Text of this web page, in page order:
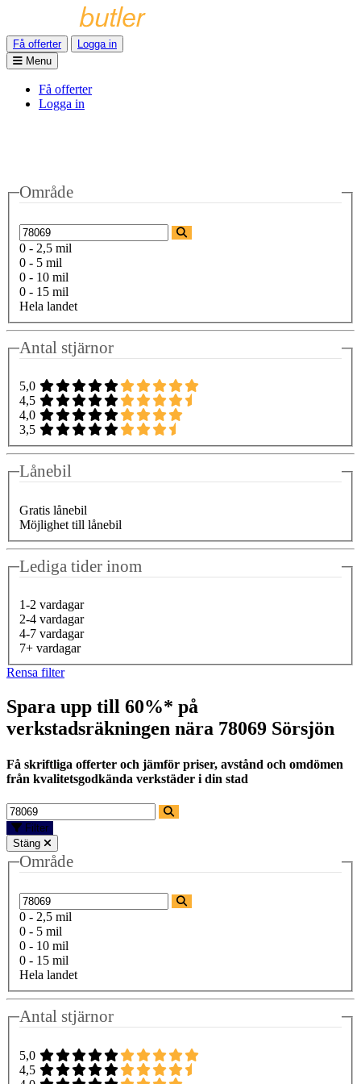
Få offerter
Logga in
Menu
Få offerter
Logga in
Område
0 - 2,5 mil
0 - 5 mil
0 - 10 mil
0 - 15 mil
Hela landet
Antal stjärnor
5,0
4,5
4,0
3,5
Lånebil
Gratis lånebil
Möjlighet till lånebil
Lediga tider inom
1-2 vardagar
2-4 vardagar
4-7 vardagar
7+ vardagar
Rensa filter
Spara upp till 60%* på
verkstadsräkningen nära 78069 Sörsjön
Få skriftliga offerter och jämför priser, avstånd och omdömen
från kvalitetsgodkända verkstäder i din stad
Filter
Stäng
Område
0 - 2,5 mil
0 - 5 mil
0 - 10 mil
0 - 15 mil
Hela landet
Antal stjärnor
5,0
4,5